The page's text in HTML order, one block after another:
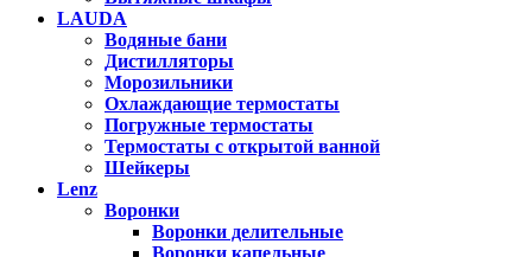
LAUDA
Водяные бани
Дистилляторы
Морозильники
Охлаждающие термостаты
Погружные термостаты
Термостаты с открытой ванной
Шейкеры
Lenz
Воронки
Воронки делительные
Воронки капельные